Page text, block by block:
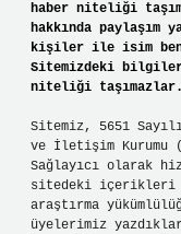
haber niteliği
hakkında paylaşım
kişiler ile isim
Sitemizdeki
niteliği taşımazlar.
Sitemiz, 5651
ve İletişim Kurumu
Sağlayıcı olarak
sitedeki içerikleri
araştırma
üyelerimiz